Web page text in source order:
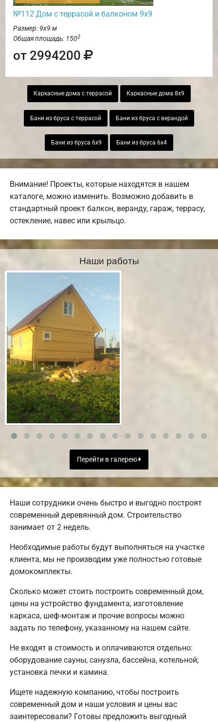
№112 Дом с террасой и балконом 9х9
Размер: 9х9 м
Общая площадь: 1502
от 2994200
Каркасные дома с террасой Каркасные дома 8х9
Бани из бруса с террасой Бани из бруса с верандой
Бани из бруса 6х9 Бани из бруса 6х4
Внимание! Проекты, которые находятся в нашем
каталоге, можно изменить. Возможно добавить в
стандартный проект балкон, веранду, гараж, террасу,
остекление, навес или крыльцо.
Наши работы
Перейти в галерею
Наши сотрудники очень быстро и выгодно построят
современный деревянный дом. Строительство
занимает от 2 недель.
Необходимые работы будут выполняться на участке
клиента, мы не производим уже полностью готовые
домокомплекты.
Сколько может стоить построить современный дом,
цены на устройство фундамента, изготовление
каркаса, шеф-монтаж и прочие вопросы можно
задать по телефону, указанному на нашем сайте.
Не входят в стоимость и оплачиваются отдельно:
оборудование сауны, санузла, бассейна, котельной;
установка печки и камина.
Ищете надежную компанию, чтобы построить
современный дом и наши условия и цены вас
заинтересовали? Готовы предложить выгодный